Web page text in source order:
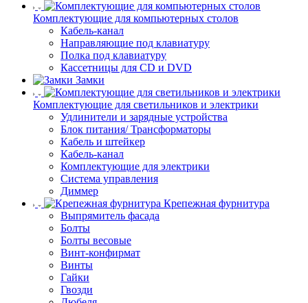
Комплектующие для компьютерных столов
Кабель-канал
Направляющие под клавиатуру
Полка под клавиатуру
Кассетницы для CD и DVD
Замки
Комплектующие для светильников и электрики
Удлинители и зарядные устройства
Блок питания/ Трансформаторы
Кабель и штейкер
Кабель-канал
Комплектующие для электрики
Система управления
Диммер
Крепежная фурнитура
Выпрямитель фасада
Болты
Болты весовые
Винт-конфирмат
Винты
Гайки
Гвозди